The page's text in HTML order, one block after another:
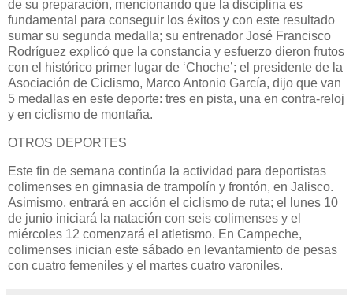
de su preparación, mencionando que la disciplina es
fundamental para conseguir los éxitos y con este resultado
sumar su segunda medalla; su entrenador José Francisco
Rodríguez explicó que la constancia y esfuerzo dieron frutos
con el histórico primer lugar de ‘Choche’; el presidente de la
Asociación de Ciclismo, Marco Antonio García, dijo que van
5 medallas en este deporte: tres en pista, una en contra-reloj
y en ciclismo de montaña.
OTROS DEPORTES
Este fin de semana continúa la actividad para deportistas
colimenses en gimnasia de trampolín y frontón, en Jalisco.
Asimismo, entrará en acción el ciclismo de ruta; el lunes 10
de junio iniciará la natación con seis colimenses y el
miércoles 12 comenzará el atletismo. En Campeche,
colimenses inician este sábado en levantamiento de pesas
con cuatro femeniles y el martes cuatro varoniles.